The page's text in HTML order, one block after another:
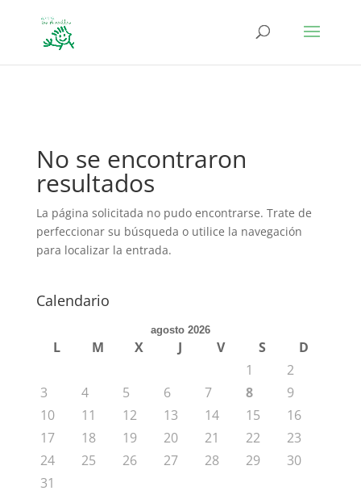
No se encontraron
resultados
La página solicitada no pudo encontrarse. Trate de
perfeccionar su búsqueda o utilice la navegación
para localizar la entrada.
Calendario
agosto 2026
L M X J V S
D
1
2
3
4 5 6 7 8
9
10
11 12 13 14 15
16
17
18 19 20 21 22
23
24
25 26 27 28 29
30
31